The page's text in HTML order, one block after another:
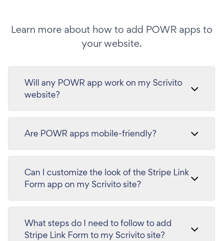
Learn more about how to add POWR apps to
your website.
Will any POWR app work on my Scrivito
website?
Are POWR apps mobile-friendly?
Can I customize the look of the Stripe Link
Form app on my Scrivito site?
What steps do I need to follow to add
Stripe Link Form to my Scrivito site?